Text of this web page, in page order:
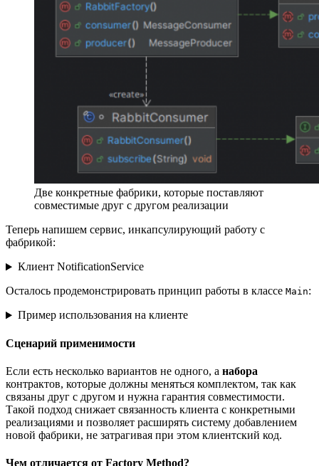
Две конкретные фабрики, которые поставляют
совместимые друг с другом реализации
Теперь напишем сервис, инкапсулирующий работу с
фабрикой:
Клиент NotificationService
Осталось продемонстрировать принцип работы в классе Main:
Пример использования на клиенте
Сценарий применимости
Если есть несколько вариантов не одного, а набора
контрактов, которые должны меняться комплектом, так как
связаны друг с другом и нужна гарантия совместимости.
Такой подход снижает связанность клиента с конкретными
реализациями и позволяет расширять систему добавлением
новой фабрики, не затрагивая при этом клиентский код.
Чем отличается от Factory Method?